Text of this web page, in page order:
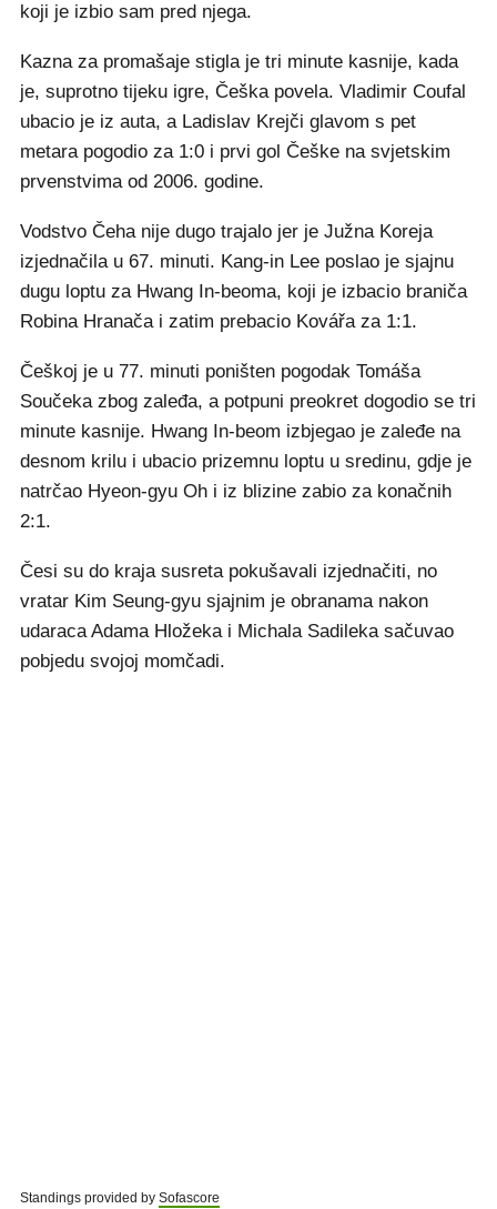
koji je izbio sam pred njega.
Kazna za promašaje stigla je tri minute kasnije, kada
je, suprotno tijeku igre, Češka povela. Vladimir Coufal
ubacio je iz auta, a Ladislav Krejči glavom s pet
metara pogodio za 1:0 i prvi gol Češke na svjetskim
prvenstvima od 2006. godine.
Vodstvo Čeha nije dugo trajalo jer je Južna Koreja
izjednačila u 67. minuti. Kang-in Lee poslao je sjajnu
dugu loptu za Hwang In-beoma, koji je izbacio braniča
Robina Hranača i zatim prebacio Kovářa za 1:1.
Češkoj je u 77. minuti poništen pogodak Tomáša
Součeka zbog zaleđa, a potpuni preokret dogodio se tri
minute kasnije. Hwang In-beom izbjegao je zaleđe na
desnom krilu i ubacio prizemnu loptu u sredinu, gdje je
natrčao Hyeon-gyu Oh i iz blizine zabio za konačnih
2:1.
Česi su do kraja susreta pokušavali izjednačiti, no
vratar Kim Seung-gyu sjajnim je obranama nakon
udaraca Adama Hložeka i Michala Sadileka sačuvao
pobjedu svojoj momčadi.
Standings provided by Sofascore